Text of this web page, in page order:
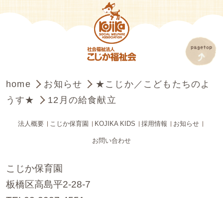
home お知らせ
★こじか／こどもたちのよ
うす★
12月の給食献立
法人概要 こじか保育園 KOJIKA KIDS 採用情報 お知らせ
お問い合わせ
こじか保育園
板橋区高島平2-28-7